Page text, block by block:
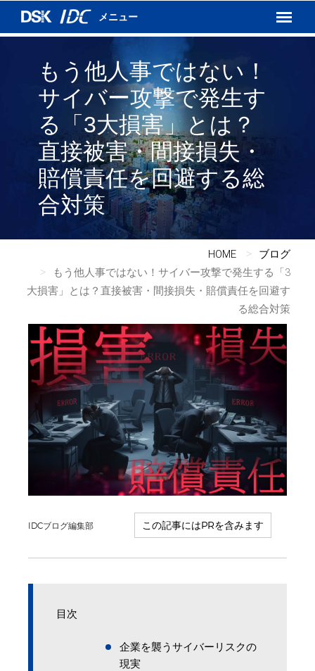
インターネットVPN
運用保守サービス
もう他人事ではない！
サイバー攻撃で発生す
る「3大損害」とは？
直接被害・間接損失・
賠償責任を回避する総
合対策
HOME
ブログ
もう他人事ではない！サイバー攻撃で発生する「3
大損害」とは？直接被害・間接損失・賠償責任を回避す
る総合対策
IDCブログ編集部
目次
企業を襲うサイバーリスクの
現実